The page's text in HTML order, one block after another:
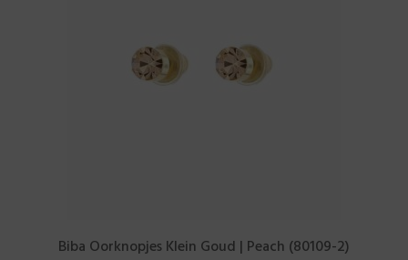
Biba Oorknopjes Klein Goud | Peach (80109-2)